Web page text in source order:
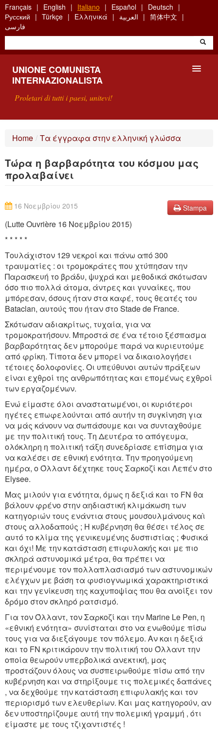
Skip
to
main
content
Français English Italiano Español
Deutsch
Русский
Türkçe Ελληνικά العربية
简体中文
فارسی
UNIONE COMUNISTA
INTERNAZIONALISTA
Proletari di tutti i paesi, unitevi!
RICERCA
Home / Τα έγγραφα στην ελληνική γλώσσα
Τώρα η βαρβαρότητα του κόσμου μας
προλαβαίνει
Stampa
16 Νοεμβρίου 2015
(Lutte Ouvrière 16 Νοεμβρίου 2015)
* * * * *
Τουλάχιστον 129 νεκροί και πάνω από 300
τραυματίες : οι τρομοκράτες που χτύπησαν την
Παρασκευή το βράδυ, ψυχρά και μεθοδικά σκότωσαν
όσο πιο πολλά άτομα, άντρες και γυναίκες, που
μπόρεσαν, όσους ήταν στα καφέ, τους θεατές του
Bataclan, αυτούς που ήταν στο Stade de France.
Σκότωσαν αδιακρίτως, τυχαία, για να
τρομοκρατήσουν. Μπροστά σε ένα τέτοιο ξέσπασμα
βαρβαρότητας δεν μπορούμε παρά να κυριευτούμε
από φρίκη. Τίποτα δεν μπορεί να δικαιολογήσει
τέτοιες δολοφονίες. Οι υπεύθυνοι αυτών πράξεων
είναι εχθροί της ανθρωπότητας και επομένως εχθροί
των εργαζομένων.
Ενώ είμαστε όλοι αναστατωμένοι, οι κυριότεροι
ηγέτες επωφελούνται από αυτήν τη συγκίνηση για
να μάς κάνουν να σωπάσουμε και να συνταχθούμε
με την πολιτική τους. Τη Δευτέρα το απόγευμα,
ολόκληρη η πολιτική τάξη συνεδρίασε επίσημα για
να καλέσει σε εθνική ενότητα. Την προηγούμενη
ημέρα, ο Όλλαντ δέχτηκε τους Σαρκοζί και Λεπέν στο
Elysee.
Μας μιλούν για ενότητα, όμως η δεξιά και το FN θα
βάλουν φρένο στην αηδιαστική κλιμάκωση των
κατηγοριών τους ενάντια στους μουσουλμάνους καὶ
στους αλλοδαπούς ; Η κυβέρνηση θα θέσει τέλος σε
αυτό το κλίμα της γενικευμένης δυσπιστίας ; Φυσικά
και όχι! Με την κατάσταση επιφυλακής και με πιο
σκληρά αστυνομικά μέτρα, θα πρέπει να
περιμένουμε τον πολλαπλασιασμό των αστυνομικών
ελέγχων με βάση τα φυσιογνωμικά χαρακτηριστικά
και την γενίκευση της καχυποψίας που θα ανοίξει τον
δρόμο στον σκληρό ρατσισμό.
Για τον Όλλαντ, τον Σαρκοζί και την Marine Le Pen, η
«εθνική ενότητα» συνίσταται στο να ενωθούμε πίσω
τους για να διεξάγουμε τον πόλεμο. Αν και η δεξιά
και το FN κριτικάρουν την πολιτική του Όλλαντ την
οποία θεωρούν υπερβολικά ανεκτική, μας
προστάζουν όλους να συσπειρωθούμε πίσω από την
κυβέρνηση και να στηρίξουμε τις πολεμικές δαπάνες
, να δεχθούμε την κατάσταση επιφυλακής και τον
περιορισμό των ελευθερίων. Και μας κατηγορούν, αν
δεν υποστηρίζουμε αυτή την πολεμική γραμμή , ότι
είμαστε με τους τζιχαντιστές !